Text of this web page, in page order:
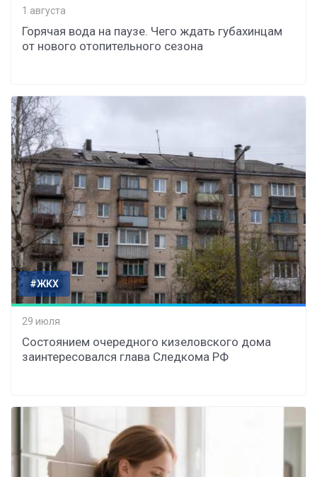
1 августа
Горячая вода на паузе. Чего ждать губахинцам
от нового отопительного сезона
#ЖКХ
29 июля
Состоянием очередного кизеловского дома
заинтересовался глава Следкома РФ